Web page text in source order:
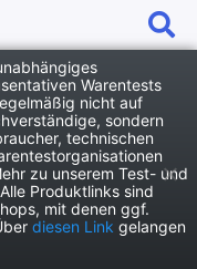
Warentests
nicht auf
sondern
technischen
zu unserem Test- und
Produktlinks sind
mit denen ggf.
diesen Link gelangen